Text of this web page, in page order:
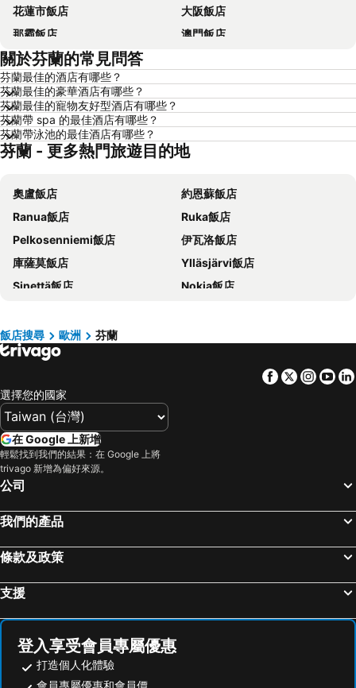
花蓮市飯店
大阪飯店
那霸飯店
澳門飯店
新加坡飯店
京都飯店
恆春飯店
北投飯店
羅東市飯店
名古屋飯店
淡水區飯店
台東飯店
澎湖飯店
基隆飯店
桃園地區飯店
台灣飯店
新竹地區飯店
彰化地區飯店
東京都飯店
苗栗縣飯店
金門飯店
雲林飯店
胡志明市飯店
神奈川縣飯店
關於芬蘭的常見問答
芬蘭最佳的酒店有哪些？
芬蘭最佳的豪華酒店有哪些？
芬蘭最佳的寵物友好型酒店有哪些？
芬蘭帶 spa 的最佳酒店有哪些？
芬蘭帶泳池的最佳酒店有哪些？
芬蘭 - 更多熱門旅遊目的地
奧盧飯店
約恩蘇飯店
Ranua飯店
Ruka飯店
Pelkosenniemi飯店
伊瓦洛飯店
庫薩莫飯店
Ylläsjärvi飯店
Sinettä飯店
Nokia飯店
Kalajoki飯店
索丹克蕾飯店
Laukaa飯店
Punkaharju飯店
飯店搜尋 歐洲 芬蘭
Facebook
Twitter
選擇您的國家
在 Google 上新增
輕鬆找到我們的結果：在 Google 上將
trivago 新增為偏好來源。
公司
我們的產品
條款及政策
支援
登入享受會員專屬優惠
打造個人化體驗
會員專屬優惠和會員價